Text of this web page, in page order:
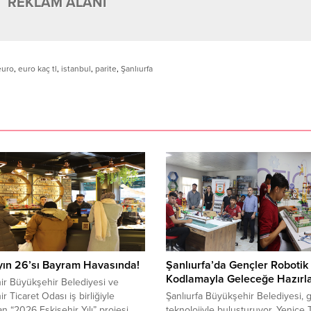
, euro kaç tl, istanbul, parite, Şanlıurfa
26’sı Bayram Havasında!
Büyükşehir Belediyesi ve
Ticaret Odası iş birliğiyle
Şanlıurfa’da Gençler Robotik
Kodlamayla Geleceğe
Şanlıurfa Büyükşehir Belediyesi,